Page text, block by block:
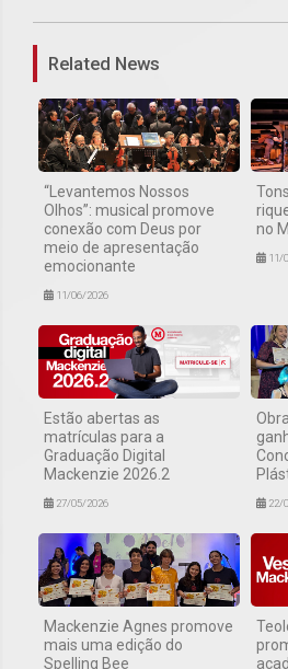
Related News
“Levantemos Nossos
Olhos”: musical promove
conexão com Deus por
meio de apresentação
emocionante
11/06/2026
no
11/
Estão abertas as
matrículas para a
Graduação Digital
Mackenzie 2026.2
27/05/2026 22/
Mackenzie Agnes promove
mais uma edição do
Spelling Bee